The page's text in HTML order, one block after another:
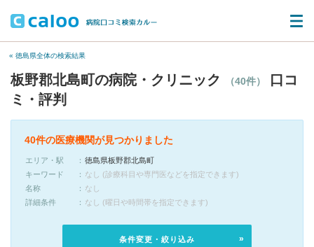
« 徳島県全体の検索結果
板野郡北島町の病院・クリニック （40件）
口コ
ミ・評判
40件の医療機関が見つかりました
エリア・駅
徳島県板野郡北島町
キーワード
なし (診療科目や専門医などを指定できます)
名称
なし
詳細条件
なし (曜日や時間帯を指定できます)
条件変更・絞り込み